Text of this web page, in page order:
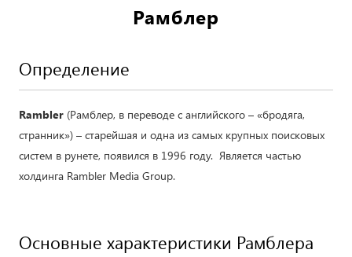
Рамблер
Определение
Rambler (Рамблер, в переводе с английского – «бродяга,
странник») – старейшая и одна из самых крупных поисковых
систем в рунете, появился в 1996 году. Является частью
холдинга Rambler Media Group.
Основные характеристики Рамблера